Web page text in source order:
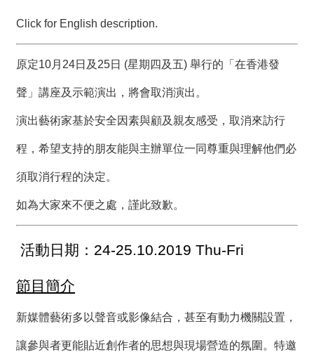
動
華
推
薦
聞
友
結
加
入
光
之
Click for English description.
原定10月24日及25日 (星期四及五) 舉行的「在香港發
聲」講座及示範演出，將會取消演出。
演出藝術家基於安全因素與顧及親友感受，取消來訪行
程，希望支持的朋友能與主辦單位一同尊重與理解他們必
須取消行程的決定。
如為大家來不便之處，謹此致歉。
活動日期：24-25.10.2019 Thu-Fri
節目簡介
新媒體藝術多以聲音或影像結合，甚至有動力機關設置，
讓參與者更能貼近創作者的思想與現場營造的氛圍。特邀